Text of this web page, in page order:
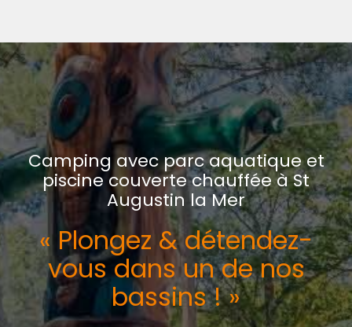
Camping avec parc aquatique et
piscine couverte chauffée à St
Augustin la Mer
« Plongez & détendez-
vous dans un de nos
bassins ! »